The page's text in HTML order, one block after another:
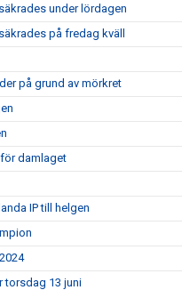
under lördagen
på fredag kväll
på grund av mörkret
damlaget
IP till helgen
torsdag 13 juni